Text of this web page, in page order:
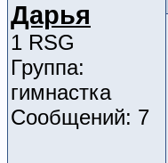
Дарья
1 RSG
Группа:
гимнастка
Сообщений: 7